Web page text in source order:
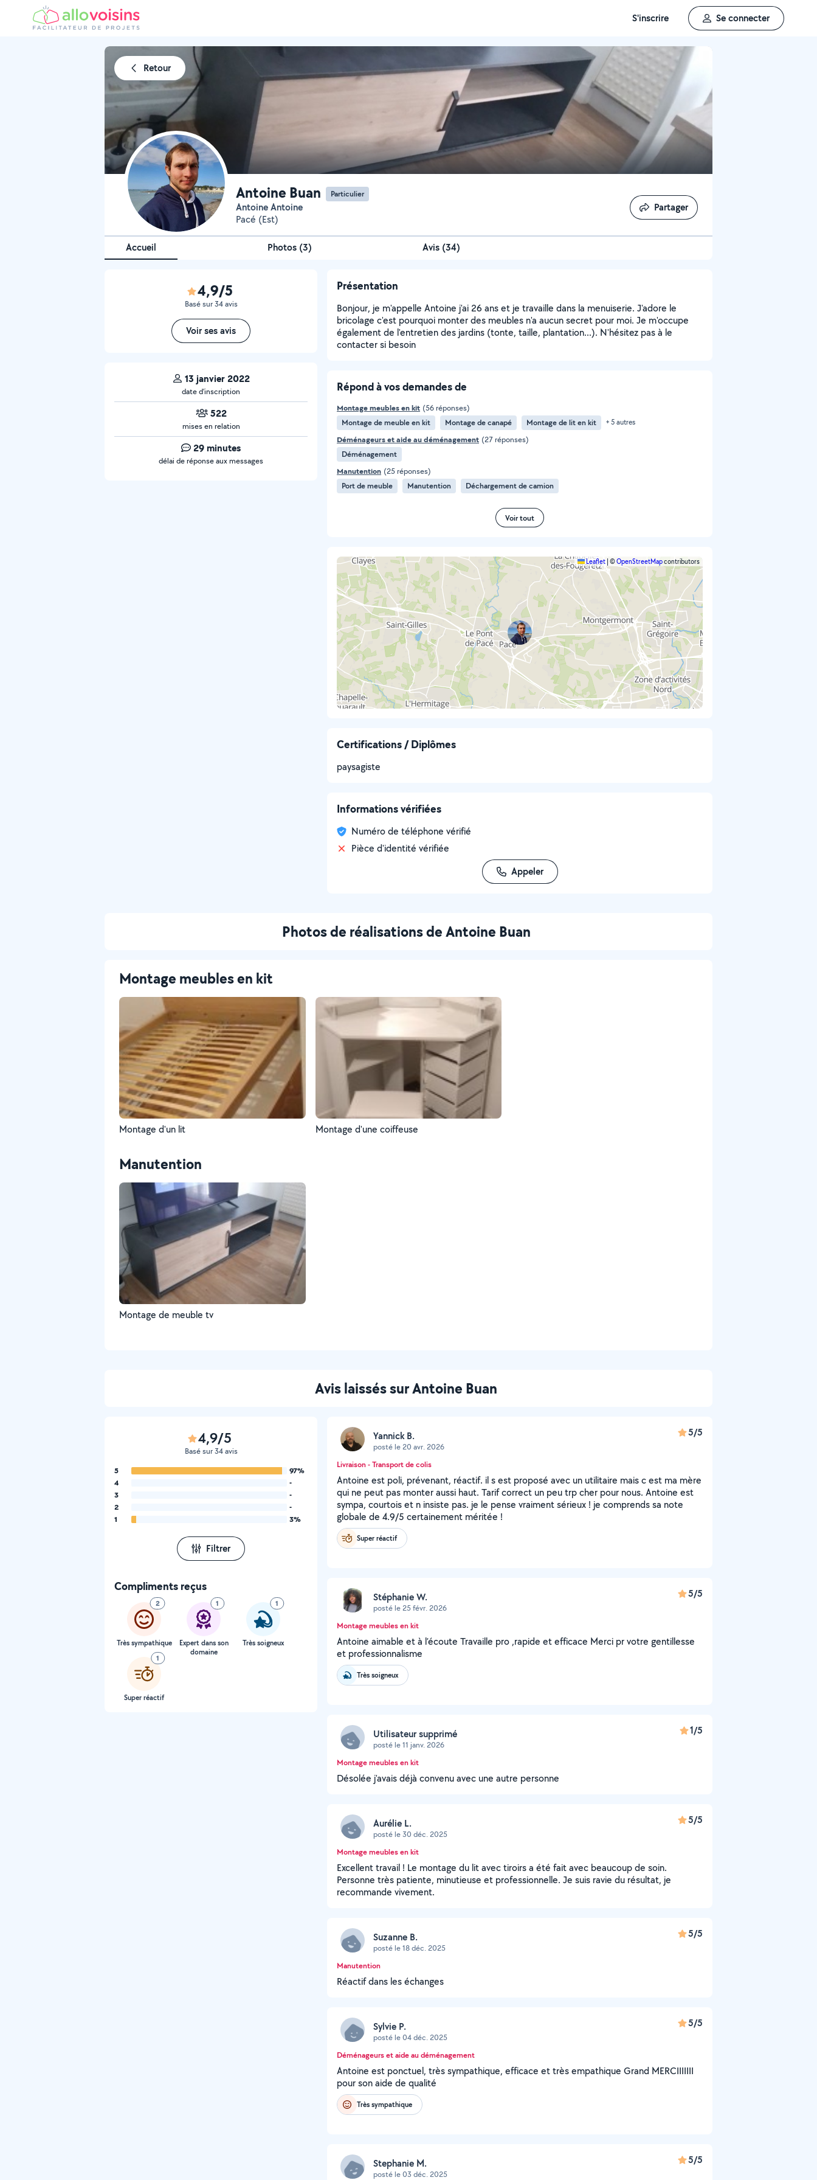
S'inscrire Se connecter
Retour
Antoine Buan Particulier
Antoine Antoine
Pacé (Est)
Partager
Partager
Accueil Photos (3) Avis (34)
4,9/5
Basé sur 34 avis
Voir ses avis
13 janvier 2022
date d’inscription
522
mises en relation
29 minutes
délai de réponse aux messages
Présentation
Bonjour, je m'appelle Antoine j'ai 26 ans et je travaille dans la menuiserie. J'adore le
bricolage c'est pourquoi monter des meubles n'a aucun secret pour moi. Je m'occupe
également de l'entretien des jardins (tonte, taille, plantation...). N'hésitez pas à le
contacter si besoin
Répond à vos demandes de
Montage meubles en kit (56 réponses)
Montage de meuble en kit
Montage de canapé Montage de lit en kit + 5 autres
Déménageurs et aide au déménagement (27 réponses)
Déménagement
Manutention (25 réponses)
Port de meuble
Manutention Déchargement de camion
Voir tout
Leaflet ©OpenStreetMapcontributors
Certifications / Diplômes
paysagiste
Informations vérifiées
Numéro de téléphone vérifié
Pièce d'identité vérifiée
Appeler
Photos de réalisations de Antoine Buan
Montage meubles en kit
Montage d'un lit Montage d'une coiffeuse
Manutention
Montage de meuble tv
Avis laissés sur Antoine Buan
4,9/5
Basé sur 34 avis
5
97%
4
-
3
-
2
-
1
3%
Filtrer
Compliments reçus
2
Très sympathique
1
Expert dans son
domaine
1
Très soigneux
1
Super réactif
Yannick B.
posté le 20 avr. 2026
5/5
Livraison - Transport de colis
Antoine est poli, prévenant, réactif. il s est proposé avec un utilitaire mais c est ma mère
qui ne peut pas monter aussi haut. Tarif correct un peu trp cher pour nous. Antoine est
sympa, courtois et n insiste pas. je le pense vraiment sérieux ! je comprends sa note
globale de 4.9/5 certainement méritée !
Super réactif
Stéphanie W.
posté le 25 févr. 2026
5/5
Montage meubles en kit
Antoine aimable et à l’écoute Travaille pro ,rapide et efficace Merci pr votre gentillesse
et professionnalisme
Très soigneux
Utilisateur supprimé
posté le 11 janv. 2026
1/5
Montage meubles en kit
Désolée j'avais déjà convenu avec une autre personne
Aurélie L.
posté le 30 déc. 2025
5/5
Montage meubles en kit
Excellent travail ! Le montage du lit avec tiroirs a été fait avec beaucoup de soin.
Personne très patiente, minutieuse et professionnelle. Je suis ravie du résultat, je
recommande vivement.
Suzanne B.
posté le 18 déc. 2025
5/5
Manutention
Réactif dans les échanges
Sylvie P.
posté le 04 déc. 2025
5/5
Déménageurs et aide au déménagement
Antoine est ponctuel, très sympathique, efficace et très empathique Grand MERCIIIIIII
pour son aide de qualité
Très sympathique
Stephanie M.
posté le 03 déc. 2025
5/5